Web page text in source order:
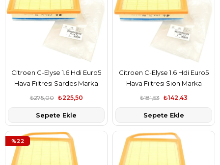
Citroen C-Elyse 1.6 Hdi Euro5
Hava Filtresi Sardes Marka
1444.TV₺225,50
₺275,00
Sepete Ekle
Citroen C-Elyse 1.6 Hdi Euro5
Hava Filtresi Sion Marka
1444.TV
₺142,43
₺181,53
Sepete Ekle
%22